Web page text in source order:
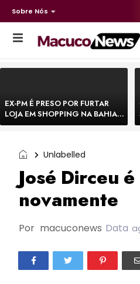
Sobre Nós
EX-PM É PRESO POR FURTAR
LOJA EM SHOPPING NA BAHIA E
ESCAPA CORRENDO DE
Unlabelled
José Dirceu
novamente
Por macuconews Data